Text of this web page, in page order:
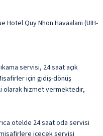
Hotel Quy Nhon Havaalanı (UIH-
servisi, 24 saat açık
için gidiş-dönüş
olarak hizmet vermektedir,
otelde 24 saat oda servisi
içecek servisi